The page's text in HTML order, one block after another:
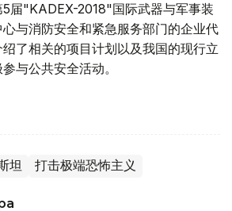
届"KADEX-2018"国际武器与军事装
与消防安全和紧急服务部门的企业代
了相关的项目计划以及我国的现行立
与公共安全活动。
坦 打击极端恐怖主义